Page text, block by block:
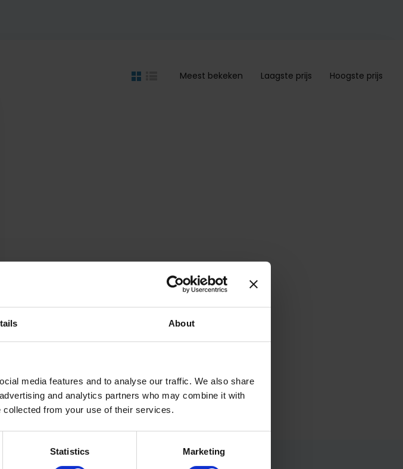
About
media features and to analyse our traffic. We also share
and analytics partners who may combine it with
collected from your use of their services.
Statistics Marketing
Meest bekeken Laagste prijs Hoogste prijs